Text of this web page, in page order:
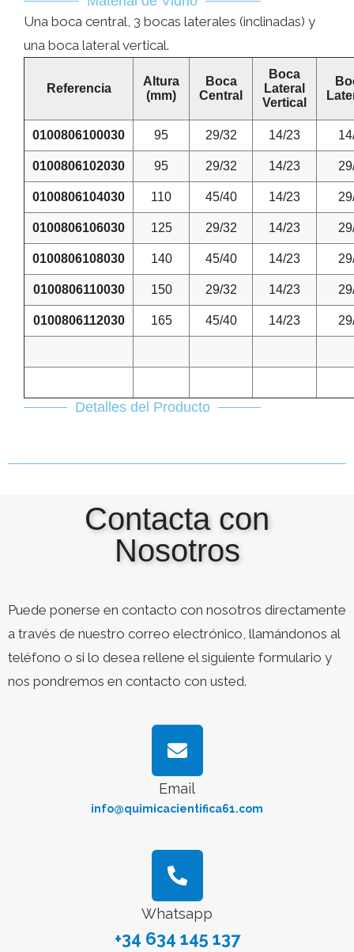
Una boca central, 3 bocas laterales (inclinadas) y
una boca lateral vertical.
Referencia
Altura
(mm)
Boca
Central
Boca
Lateral
Vertical
0100806100030 95 29/32 14/23
0100806102030 95 29/32 14/23
0100806104030 110 45/40 14/23
0100806106030 125 29/32 14/23
0100806108030 140 45/40 14/23
0100806110030 150 29/32 14/23
0100806112030 165 45/40 14/23
Detalles del Producto
Contacta con
Nosotros
Puede ponerse en contacto con nosotros directamente
a través de nuestro correo electrónico, llamándonos al
teléfono o si lo desea rellene el siguiente formulario y
nos pondremos en contacto con usted.
Email
info@quimicacientifica61.com
Whatsapp
+34 634 145 137